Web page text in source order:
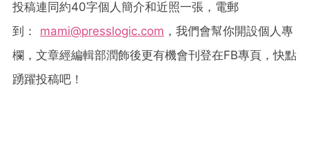
投稿連同約40字個人簡介和近照一張，電郵
到：
mami@presslogic.com ，我們會幫你開設個人專
欄，文章經編輯部潤飾後更有機會刊登在FB專頁，快點
踴躍投稿吧！